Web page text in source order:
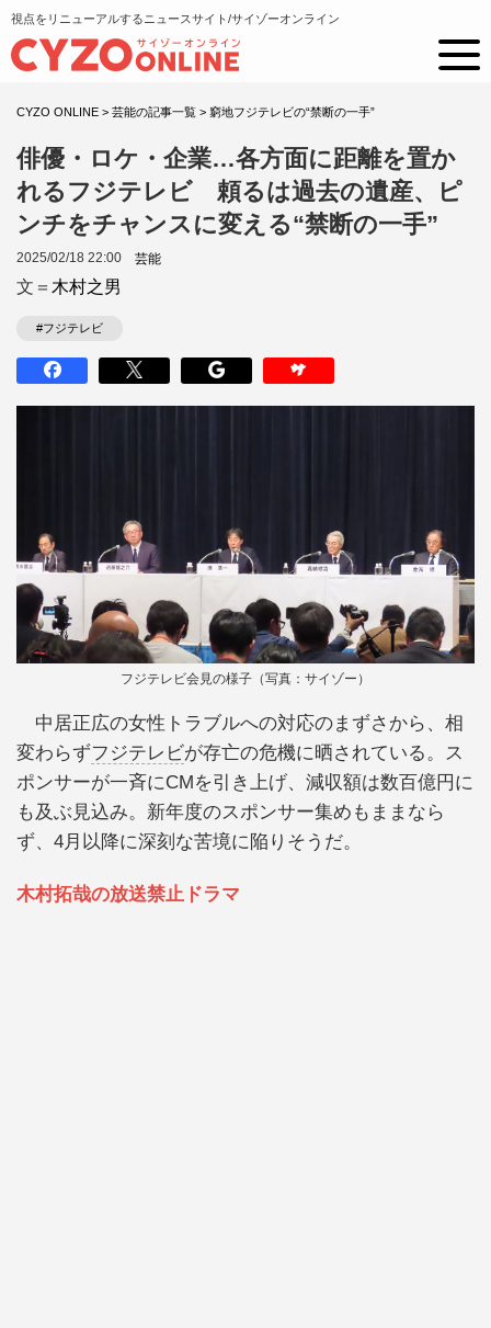
視点をリニューアルするニュースサイト/サイゾーオンライン
CYZO ONLINE > 芸能の記事一覧 > 窮地フジテレビの“禁断の一手”
俳優・ロケ・企業…各方面に距離を置か
れるフジテレビ 頼るは過去の遺産、ピ
ンチをチャンスに変える“禁断の一手”
2025/02/18 22:00 芸能
文＝ 木村之男
#フジテレビ
フジテレビ会見の様子（写真：サイゾー）
中居正広の女性トラブルへの対応のまずさから、相
変わらずフジテレビが存亡の危機に晒されている。ス
ポンサーが一斉にCMを引き上げ、減収額は数百億円に
も及ぶ見込み。新年度のスポンサー集めもままなら
ず、4月以降に深刻な苦境に陥りそうだ。
木村拓哉の放送禁止ドラマ